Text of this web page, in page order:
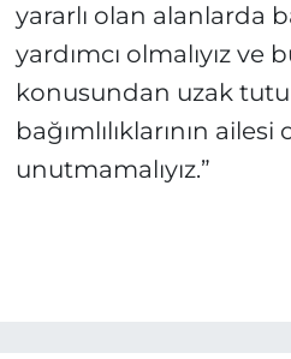
yararlı olan alanlarda
yardımcı olmalıyız ve
konusundan uzak
bağımlılıklarının
unutmamalıyız.”